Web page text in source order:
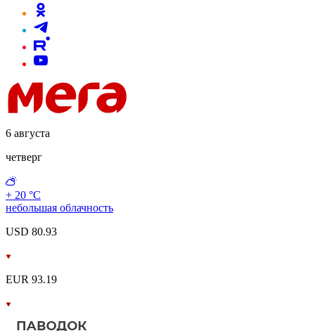
6 августа
четверг
+ 20 °С
небольшая облачность
USD 80.93
EUR 93.19